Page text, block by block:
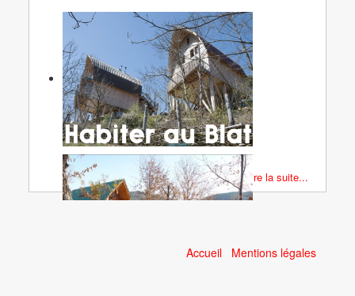
Lire la suite...
Accueil Mentions légales